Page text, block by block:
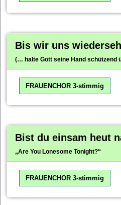
Bis wir uns
(… halte Gott seine Hand schützend
FRAUENCHOR 3-stimmig
Bist du einsam heut
„Are You Lonesome Tonight?“
FRAUENCHOR 3-stimmig